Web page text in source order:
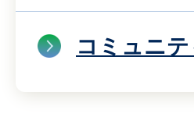
コミュニ